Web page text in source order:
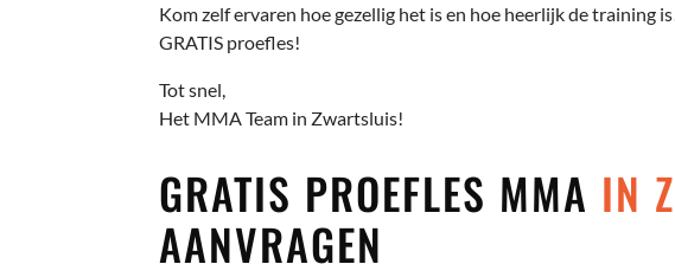
Kom zelf ervaren hoe gezellig het is en hoe heerlijk de training
GRATIS proefles!
Tot snel,
Het MMA Team in Zwartsluis!
GRATIS PROEFLES MMA IN
AANVRAGEN